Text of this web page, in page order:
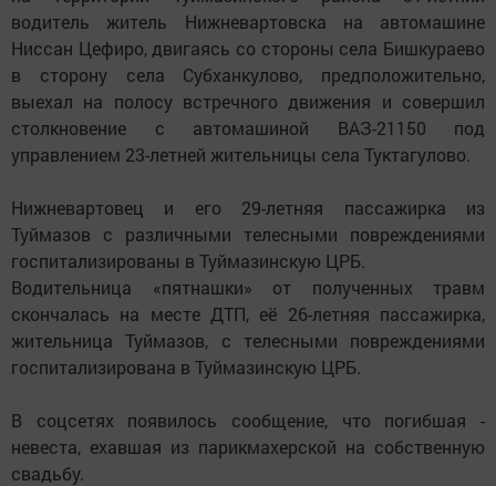
водитель житель Нижневартовска на автомашине
Ниссан Цефиро, двигаясь со стороны села Бишкураево
в сторону села Субханкулово, предположительно,
выехал на полосу встречного движения и совершил
столкновение с автомашиной ВАЗ-21150 под
управлением 23-летней жительницы села Туктагулово.
Нижневартовец и его 29-летняя пассажирка из
Туймазов с различными телесными повреждениями
госпитализированы в Туймазинскую ЦРБ.
Водительница «пятнашки» от полученных травм
скончалась на месте ДТП, её 26-летняя пассажирка,
жительница Туймазов, с телесными повреждениями
госпитализирована в Туймазинскую ЦРБ.
В соцсетях появилось сообщение, что погибшая -
невеста, ехавшая из парикмахерской на собственную
свадьбу.